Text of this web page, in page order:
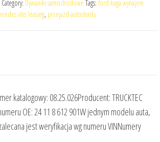
Category: Dywaniki samochodowe Tags: ford kuga wynajem
vito leasing, przejazd autostradą
katalogowy: 08.25.026Producent: TRUCKTEC
OE: 24 11 8 612 901W jednym modelu auta,
jest weryfikacja wg numeru VINNumery